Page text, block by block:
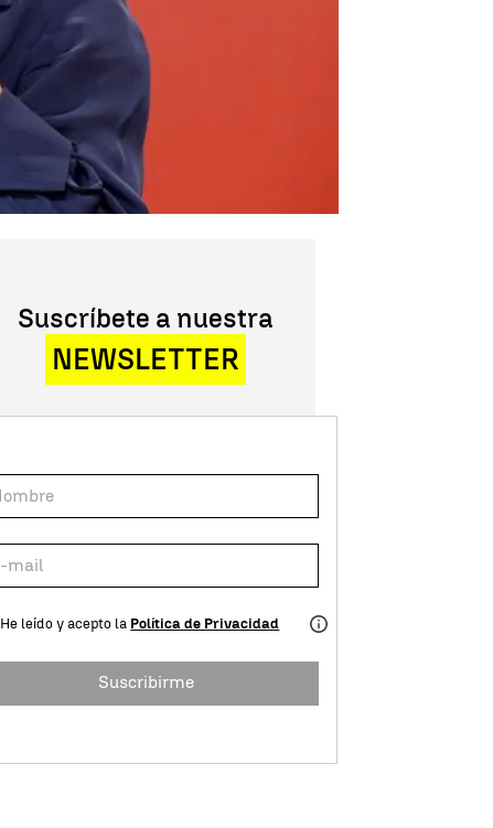
Suscríbete a nuestra
NEWSLETTER
He leído y acepto la Política de Privacidad
Suscribirme